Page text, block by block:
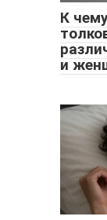
К
и